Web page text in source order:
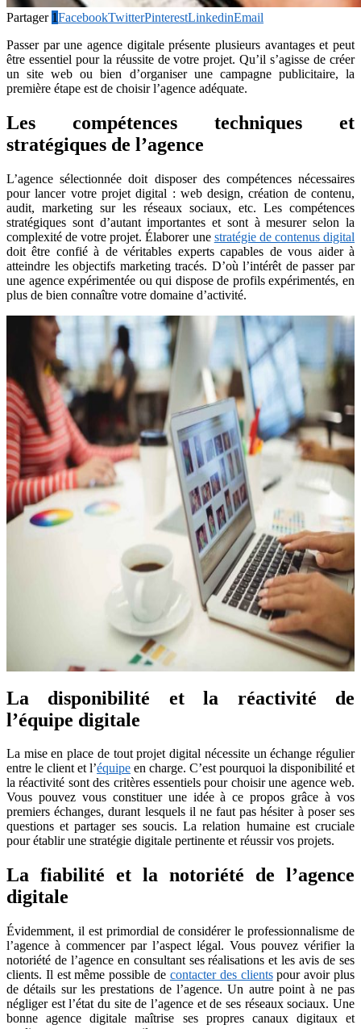
Partager 1FacebookTwitterPinterestLinkedinEmail
Passer par une agence digitale présente plusieurs avantages et peut
être essentiel pour la réussite de votre projet. Qu’il s’agisse de créer
un site web ou bien d’organiser une campagne publicitaire, la
première étape est de choisir l’agence adéquate.
Les compétences techniques et
stratégiques de l’agence
L’agence sélectionnée doit disposer des compétences nécessaires
pour lancer votre projet digital : web design, création de contenu,
audit, marketing sur les réseaux sociaux, etc. Les compétences
stratégiques sont d’autant importantes et sont à mesurer selon la
complexité de votre projet. Élaborer une stratégie de contenus digital
doit être confié à de véritables experts capables de vous aider à
atteindre les objectifs marketing tracés. D’où l’intérêt de passer par
une agence expérimentée ou qui dispose de profils expérimentés, en
plus de bien connaître votre domaine d’activité.
La disponibilité et la réactivité de
l’équipe digitale
La mise en place de tout projet digital nécessite un échange régulier
entre le client et l’équipe en charge. C’est pourquoi la disponibilité et
la réactivité sont des critères essentiels pour choisir une agence web.
Vous pouvez vous constituer une idée à ce propos grâce à vos
premiers échanges, durant lesquels il ne faut pas hésiter à poser ses
questions et partager ses soucis. La relation humaine est cruciale
pour établir une stratégie digitale pertinente et réussir vos projets.
La fiabilité et la notoriété de l’agence
digitale
Évidemment, il est primordial de considérer le professionnalisme de
l’agence à commencer par l’aspect légal. Vous pouvez vérifier la
notoriété de l’agence en consultant ses réalisations et les avis de ses
clients. Il est même possible de contacter des clientspour avoir plus
de détails sur les prestations de l’agence. Un autre point à ne pas
négliger est l’état du site de l’agence et de ses réseaux sociaux. Une
bonne agence digitale maîtrise ses propres canaux digitaux et